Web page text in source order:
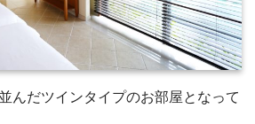
んだツインタイプのお部屋となって